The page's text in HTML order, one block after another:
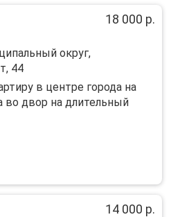
18 000 р.
округ,
44
в центре города на
во двор на длительный
14 000 р.